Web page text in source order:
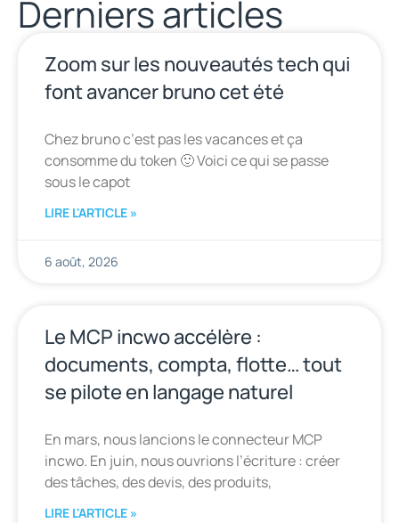
Derniers articles
Zoom sur les nouveautés tech qui
font avancer bruno cet été
Chez bruno c’est pas les vacances et ça
consomme du token 🙂 Voici ce qui se passe
sous le capot
LIRE L'ARTICLE »
6 août, 2026
Le MCP incwo accélère :
documents, compta, flotte… tout
se pilote en langage naturel
En mars, nous lancions le connecteur MCP
incwo. En juin, nous ouvrions l’écriture : créer
des tâches, des devis, des produits,
LIRE L'ARTICLE »